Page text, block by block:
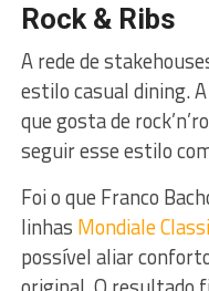
Rock & Ribs
A rede de
estilo casual dining.
que gosta de
seguir esse estilo
Foi o que Franco
linhas Mondiale
possível aliar